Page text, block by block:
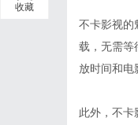
收藏
不卡影视的
载，无需等
放时间和电
此外，不卡